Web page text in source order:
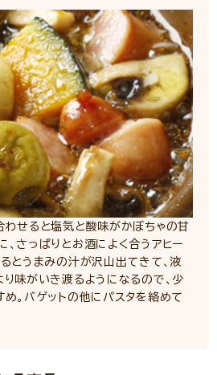
わせると塩気と酸味がかぼちゃの甘
さっぱりとお酒によく合うアヒー
とうまみの汁が沢山出てきて、液
味がいき渡るようになるので、少
。バゲットの他にパスタを絡めて